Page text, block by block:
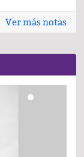
Ver más notas